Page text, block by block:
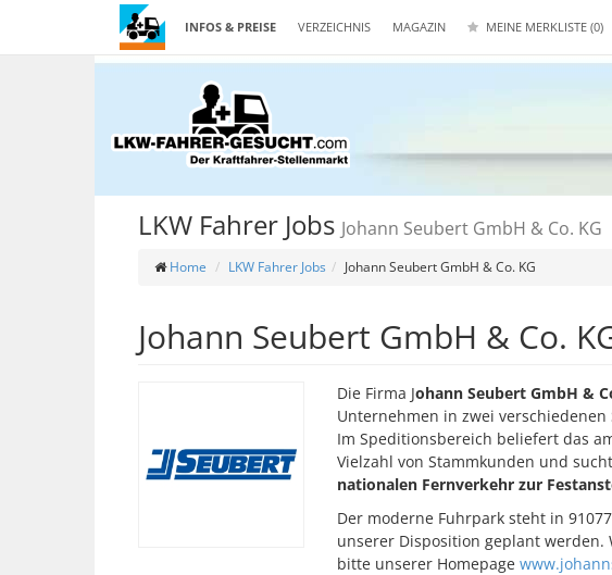
INFOS & PREISE VERZEICHNIS MAGAZIN MEINE MERKLISTE (0)
LKW Fahrer Jobs Johann Seubert GmbH & Co. KG
Home LKW Fahrer Jobs Johann Seubert GmbH & Co. KG
Johann Seubert GmbH & Co.
Die Firma Johann Seubert GmbH &
Unternehmen in zwei
Im Speditionsbereich beliefert das
Vielzahl von Stammkunden und
nationalen Fernverkehr zur
Der moderne Fuhrpark steht in
unserer Disposition geplant
bitte unserer Homepage